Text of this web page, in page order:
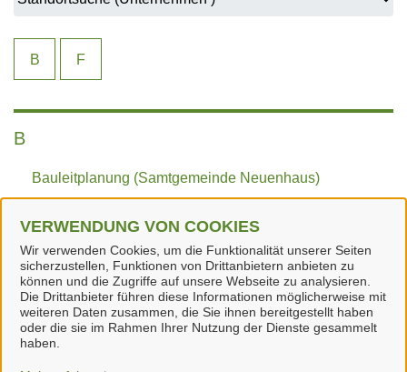
VERWENDUNG VON COOKIES
Wir verwenden Cookies, um die Funktionalität unserer Seiten
sicherzustellen, Funktionen von Drittanbietern anbieten zu
können und die Zugriffe auf unsere Webseite zu analysieren.
Die Drittanbieter führen diese Informationen möglicherweise mit
weiteren Daten zusammen, die Sie ihnen bereitgestellt haben
oder die sie im Rahmen Ihrer Nutzung der Dienste gesammelt
haben.
B F
B
Bauleitplanung (Samtgemeinde Neuenhaus)
F
Flächennutzungsplan (Samtgemeinde Neuenhaus)